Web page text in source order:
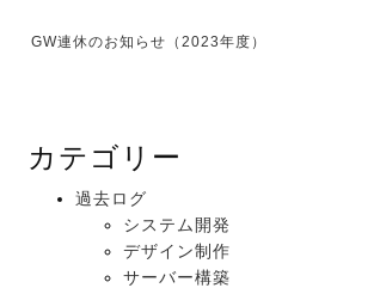
GW連休のお知らせ（2023年度）
カテゴリー
過去ログ
システム開発
デザイン制作
サーバー構築